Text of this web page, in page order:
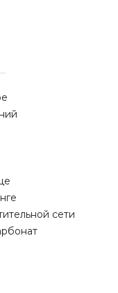
сети